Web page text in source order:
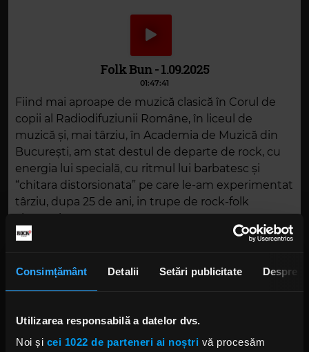
Consimțământ Detalii Setări publicitate Despre
Utilizarea responsabilă a datelor dvs.
Noi și cei 1022 de parteneri ai noștri vă procesăm
Folk Bun - 1.09.2025
01:47:41
Fiind mai aproape de muzică clasică în Corul de
copii al Radiodifuziunii Române, în liceul de
muzică și, mai târziu, în Academia de Muzică din
București, am stat destul de departe de rock, cu
energia lui specială, cu ritmul lui barbatesc și
“chitara distorsionata” pe care le-am experimentat
târziu, dupa 25 de ani, in trupe de rock-folk
alternativ.
Alte podcasturi